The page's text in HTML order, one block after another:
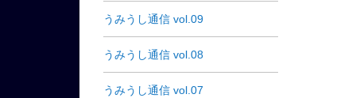
うみうし通信 vol.09
うみうし通信 vol.08
うみうし通信 vol.07